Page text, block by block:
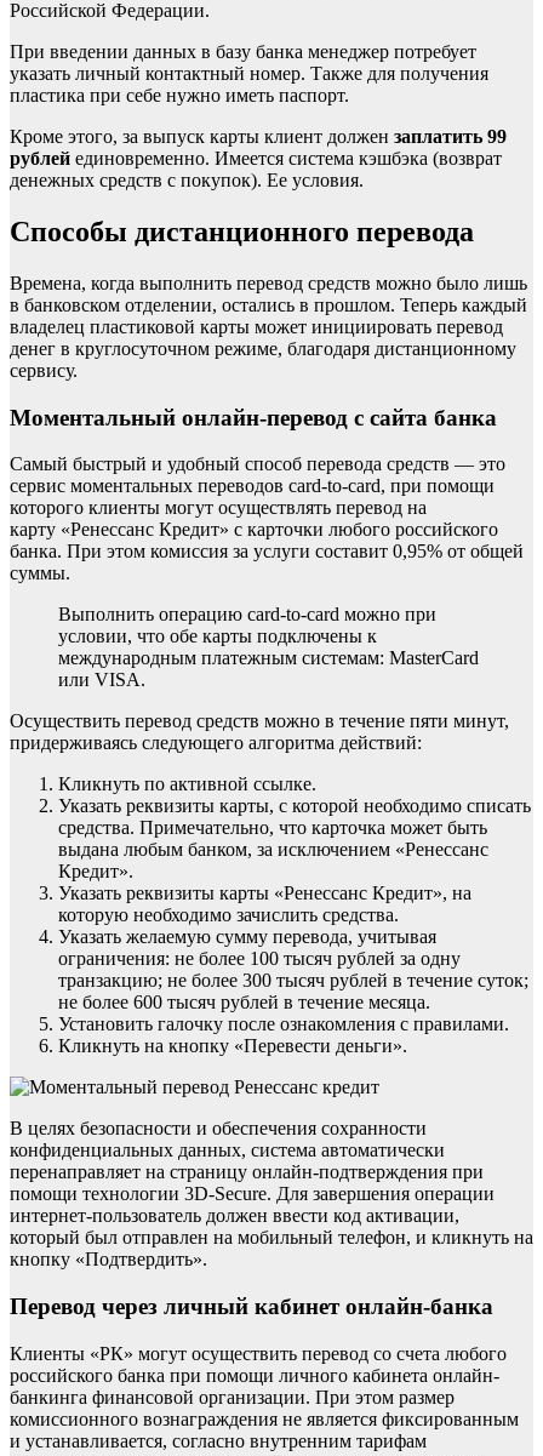
Российской Федерации.
При введении данных в базу банка менеджер потребует
указать личный контактный номер. Также для получения
пластика при себе нужно иметь паспорт.
Кроме этого, за выпуск карты клиент должен заплатить 99
рублей единовременно. Имеется система кэшбэка (возврат
денежных средств с покупок). Ее условия.
Способы дистанционного перевода
Времена, когда выполнить перевод средств можно было лишь
в банковском отделении, остались в прошлом. Теперь каждый
владелец пластиковой карты может инициировать перевод
денег в круглосуточном режиме, благодаря дистанционному
сервису.
Моментальный онлайн-перевод с сайта банка
Самый быстрый и удобный способ перевода средств — это
сервис моментальных переводов card-to-card, при помощи
которого клиенты могут осуществлять перевод на
карту «Ренессанс Кредит» с карточки любого российского
банка. При этом комиссия за услуги составит 0,95% от общей
суммы.
Выполнить операцию card-to-card можно при
условии, что обе карты подключены к
международным платежным системам: MasterCard
или VISA.
Осуществить перевод средств можно в течение пяти минут,
придерживаясь следующего алгоритма действий:
Кликнуть по активной ссылке.
Указать реквизиты карты, с которой необходимо списать
средства. Примечательно, что карточка может быть
выдана любым банком, за исключением «Ренессанс
Кредит».
Указать реквизиты карты «Ренессанс Кредит», на
которую необходимо зачислить средства.
Указать желаемую сумму перевода, учитывая
ограничения: не более 100 тысяч рублей за одну
транзакцию; не более 300 тысяч рублей в течение суток;
не более 600 тысяч рублей в течение месяца.
Установить галочку после ознакомления с правилами.
Кликнуть на кнопку «Перевести деньги».
В целях безопасности и обеспечения сохранности
конфиденциальных данных, система автоматически
перенаправляет на страницу онлайн-подтверждения при
помощи технологии 3D-Secure. Для завершения операции
интернет-пользователь должен ввести код активации,
который был отправлен на мобильный телефон, и кликнуть на
кнопку «Подтвердить».
Перевод через личный кабинет онлайн-банка
Клиенты «РК» могут осуществить перевод со счета любого
российского банка при помощи личного кабинета онлайн-
банкинга финансовой организации. При этом размер
комиссионного вознаграждения не является фиксированным
и устанавливается, согласно внутренним тарифам